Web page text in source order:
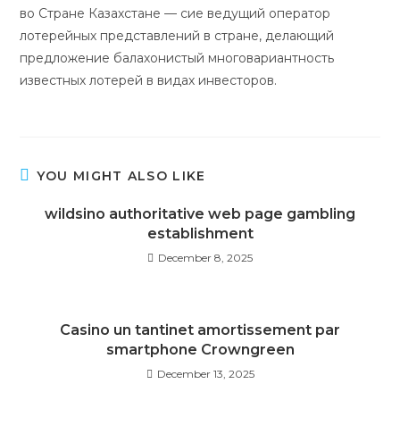
во Стране Казахстане — сие ведущий оператор
лотерейных представлений в стране, делающий
предложение балахонистый многовариантность
известных лотерей в видах инвесторов.
YOU MIGHT ALSO LIKE
wildsino authoritative web page gambling
establishment
December 8, 2025
Casino un tantinet amortissement par
smartphone Crowngreen
December 13, 2025